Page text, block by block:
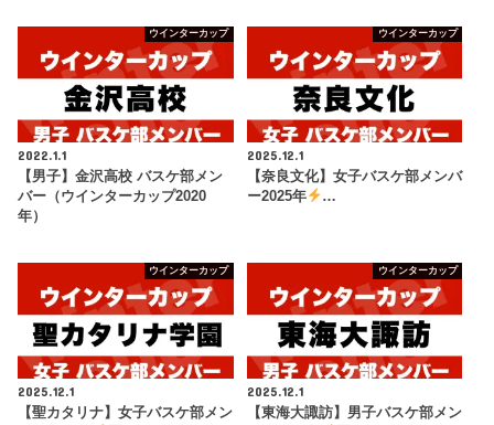
ウインターカップ
2022.1.1
【男子】金沢高校 バスケ部メン
バー（ウインターカップ2020
年）
ウインターカップ
2025.12.1
【奈良文化】女子バスケ部メンバ
ー2025年
…
ウインターカップ
2025.12.1
【聖カタリナ】女子バスケ部メン
ウインターカップ
2025.12.1
【東海大諏訪】男子バスケ部メン